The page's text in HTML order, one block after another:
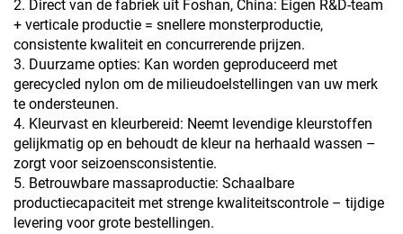
2. Direct van de fabriek uit Foshan, China: Eigen R&D-team
+ verticale productie = snellere monsterproductie,
consistente kwaliteit en concurrerende prijzen.
3. Duurzame opties: Kan worden geproduceerd met
gerecycled nylon om de milieudoelstellingen van uw merk
te ondersteunen.
4. Kleurvast en kleurbereid: Neemt levendige kleurstoffen
gelijkmatig op en behoudt de kleur na herhaald wassen –
zorgt voor seizoensconsistentie.
5. Betrouwbare massaproductie: Schaalbare
productiecapaciteit met strenge kwaliteitscontrole – tijdige
levering voor grote bestellingen.